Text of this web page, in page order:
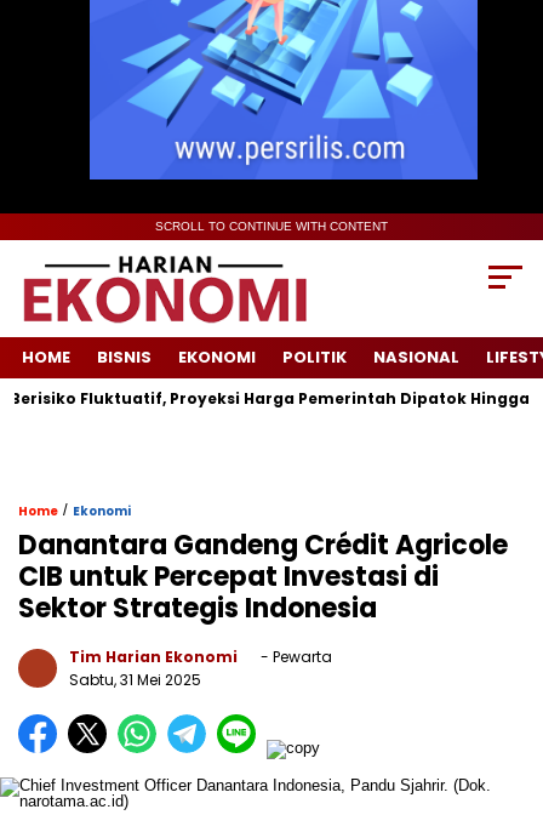
SCROLL TO CONTINUE WITH CONTENT
HOME BISNIS EKONOMI POLITIK NASIONAL
Fluktuatif, Proyeksi Harga Pemerintah Dipatok Hingga USD 94
Home / Ekonomi
Danantara Gandeng Crédit Agricole
CIB untuk Percepat Investasi di
Sektor Strategis Indonesia
Tim Harian Ekonomi
- Pewarta
Sabtu, 31 Mei 2025